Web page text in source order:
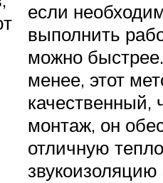
если
выполнить
можно
менее, этот
качественный,
монтаж, он
отличную
звукоизоляцию